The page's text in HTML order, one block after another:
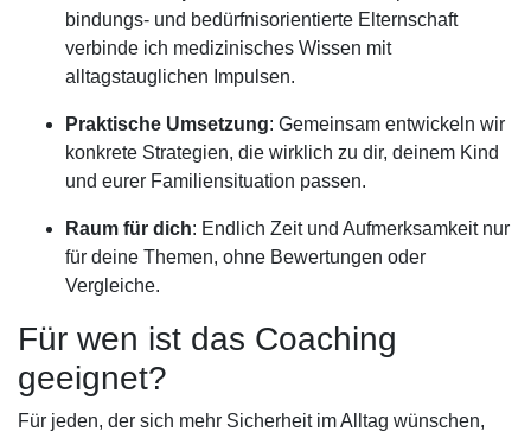
bindungs- und bedürfnisorientierte Elternschaft
verbinde ich medizinisches Wissen mit
alltagstauglichen Impulsen.
Praktische Umsetzung: Gemeinsam entwickeln wir
konkrete Strategien, die wirklich zu dir, deinem Kind
und eurer Familiensituation passen.
Raum für dich: Endlich Zeit und Aufmerksamkeit nur
für deine Themen, ohne Bewertungen oder
Vergleiche.
Für wen ist das Coaching
geeignet?
Für jeden, der sich mehr Sicherheit im Alltag wünschen,